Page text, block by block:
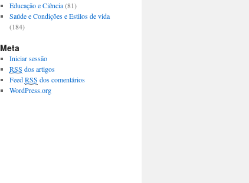
Educação e Ciência(81)
Saúde e Condições e Estilos de vida
(184)
Meta
Iniciar sessão
RSS dos artigos
FeedRSS dos comentários
WordPress.org